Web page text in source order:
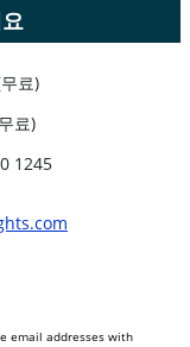
료)
료)
1245
email addresses with